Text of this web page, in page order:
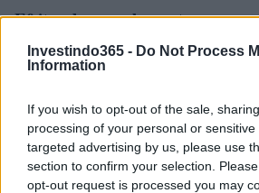
Investindo365 - Do Not Process
Information
If you wish to opt-out of the sale,
processing of your personal or
targeted advertising by us, please use
section to confirm your selection.
opt-out request is processed you may
Efeitos do parcelamento
A apresentação do pedido de
novos procedimentos cautelares ou
algumas exceções. As ações
mantidas, enquanto as ações
continuam. Aceitar a parcela elimina
inadimplência e permite obter o